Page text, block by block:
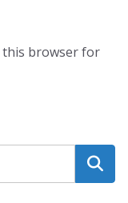
this browser for